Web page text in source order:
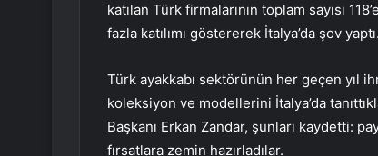
katılan Türk firmalarının toplam sayısı
fazla katılımı göstererek İtalya’da şov yaptı.
Türk ayakkabı sektörünün her geçen yıl
koleksiyon ve modellerini İtalya’da
Başkanı Erkan Zandar, şunları kaydetti:
fırsatlara zemin hazırladılar.